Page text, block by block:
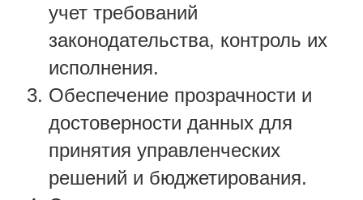
учет требований
законодательства, контроль их
исполнения.
Обеспечение прозрачности и
достоверности данных для
принятия управленческих
решений и бюджетирования.